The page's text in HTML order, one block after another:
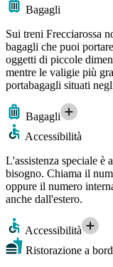
Bagagli
Sui treni Frecciarossa
bagagli che puoi
oggetti di piccole
mentre le valigie più
portabagagli situati
Bagagli
Accessibilità
L'assistenza speciale è
bisogno. Chiama il
oppure il numero
anche dall'estero.
Accessibilità
Ristorazione a